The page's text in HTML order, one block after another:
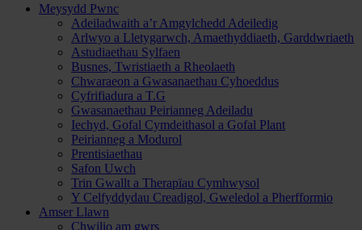
Meysydd Pwnc
Adeiladwaith a’r Amgylchedd Adeiledig
Arlwyo a Lletygarwch, Amaethyddiaeth, Garddwriaeth
Astudiaethau Sylfaen
Busnes, Twristiaeth a Rheolaeth
Chwaraeon a Gwasanaethau Cyhoeddus
Cyfrifiadura a T.G
Gwasanaethau Peirianneg Adeiladu
Iechyd, Gofal Cymdeithasol a Gofal Plant
Peirianneg a Modurol
Prentisiaethau
Safon Uwch
Trin Gwallt a Therapïau Cymhwysol
Y Celfyddydau Creadigol, Gweledol a Pherfformio
Amser Llawn
Chwilio am gwrs